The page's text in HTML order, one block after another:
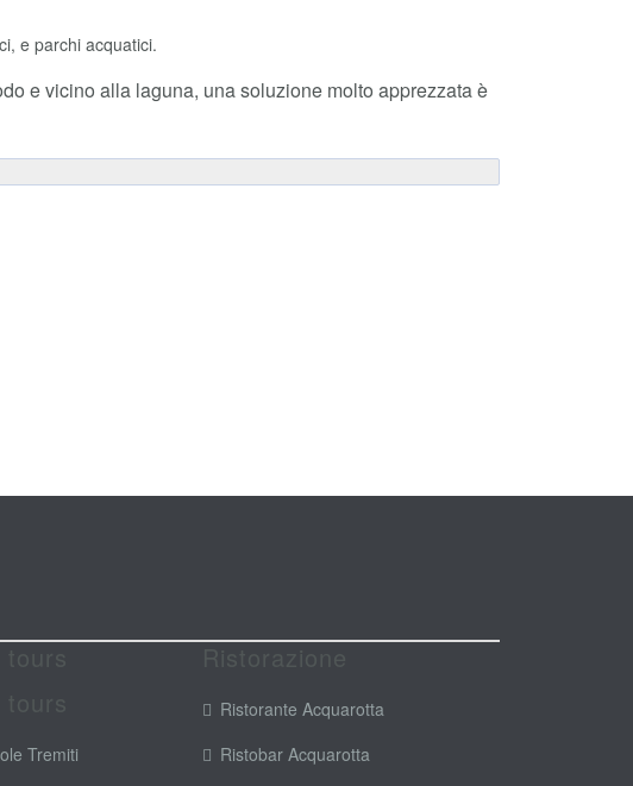
e parchi acquatici.
e vicino alla laguna, una soluzione molto apprezzata è
Tremiti
Ristorante Acquarotta
Ristobar Acquarotta